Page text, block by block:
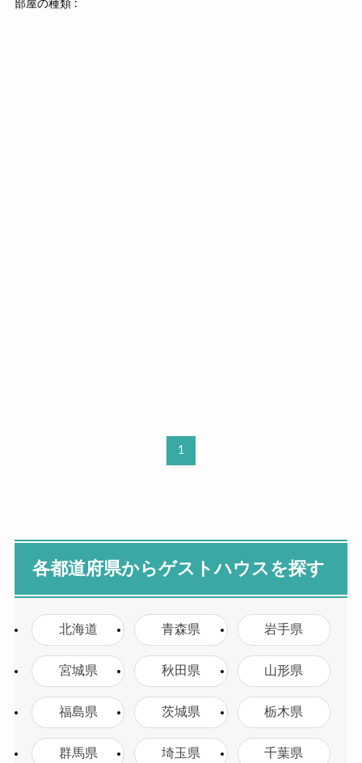
部屋の種類 :
1
各都道府県からゲストハウスを探す
北海道 青森県 岩手県
宮城県 秋田県 山形県
福島県 茨城県 栃木県
群馬県 埼玉県 千葉県